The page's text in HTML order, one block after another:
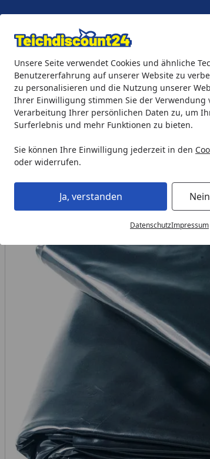
Unsere Seite verwendet Cookies und ähnliche
Benutzererfahrung auf unserer Website zu
zu personalisieren und die Nutzung unserer
Ihrer Einwilligung stimmen Sie der Verwendung
Verarbeitung Ihrer persönlichen Daten zu, um
Surferlebnis und mehr Funktionen zu bieten.
Sie können Ihre Einwilligung jederzeit in den
oder widerrufen.
Ja, verstanden
DatenschutzImpressum
Eigene Montage-Teams
Teichprodukte Aquaristik Söll Teichpflege
Heissner PVC Teichfolie schwarz 1.0 mm 8x1m